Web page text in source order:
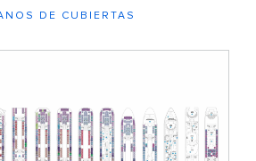
DE CUBIERTAS